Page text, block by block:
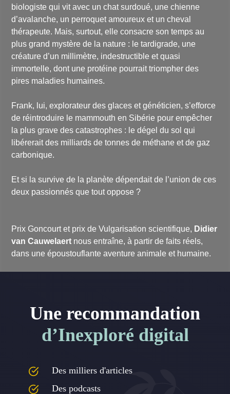
biologiste qui vit avec un chat surdoué, une chienne
d’avalanche, un perroquet amoureux et un cheval
thérapeute. Mais, surtout, elle consacre son temps au
plus grand mystère de la nature : le tardigrade, une
créature d’un millimètre, indestructible et quasi
immortelle, dont une protéine pourrait triompher des
pires maladies humaines.
Frank, lui, explorateur des glaces et généticien, s’efforce
de réintroduire le mammouth en Sibérie pour empêcher
la plus grave des catastrophes : le dégel du sol qui
libérerait des milliards de tonnes de méthane et de gaz
carbonique.
Et si la survive de la planète dépendait de l’union de ces
deux passionnés que tout oppose ?
Prix Goncourt et prix de Vulgarisation scientifique, Didier
van Cauwelaert nous entraîne, à partir de faits réels,
dans une époustouflante aventure animale et humaine.
Une recommandation
d’Inexploré digital
Des milliers d'articles
Des podcasts